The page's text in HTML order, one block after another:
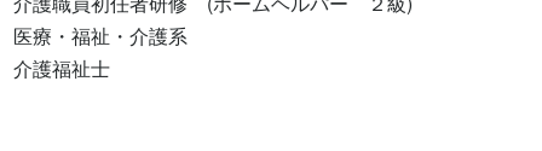
医療・福祉・介護系
介護福祉士